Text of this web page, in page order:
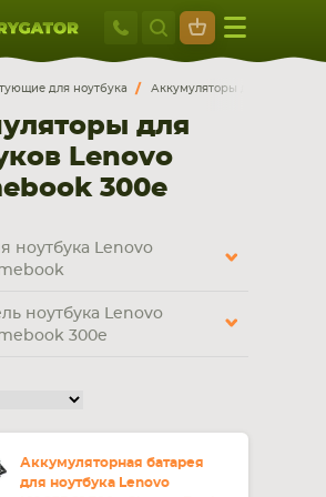
Москва
+7 495 414
Санкт-Петербург
Ткацкая, 5с3 (м. Семеновская)
ст.м. “Семеновская”
414 28 59
для ноутбука Аккумуляторы для ноутбуков
для
Lenovo
300e
ноутбука Lenovo
ноутбука Lenovo
300e
Аккумуляторная батарея
для ноутбука Lenovo